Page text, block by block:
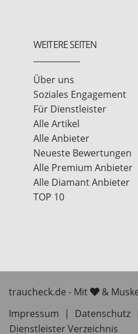
WEITERE SEITEN
Über uns
Soziales Engagement
Für Dienstleister
Alle Artikel
Alle Anbieter
Neueste Bewertungen
Alle Premium Anbieter
Alle Diamant Anbieter
TOP 10
traucheck.de - Mit
&
Impressum
| Datenschutz
Dienstleister Verzeichnis